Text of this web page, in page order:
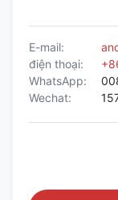
E-mail:
điện thoại:
WhatsApp:
Wechat: